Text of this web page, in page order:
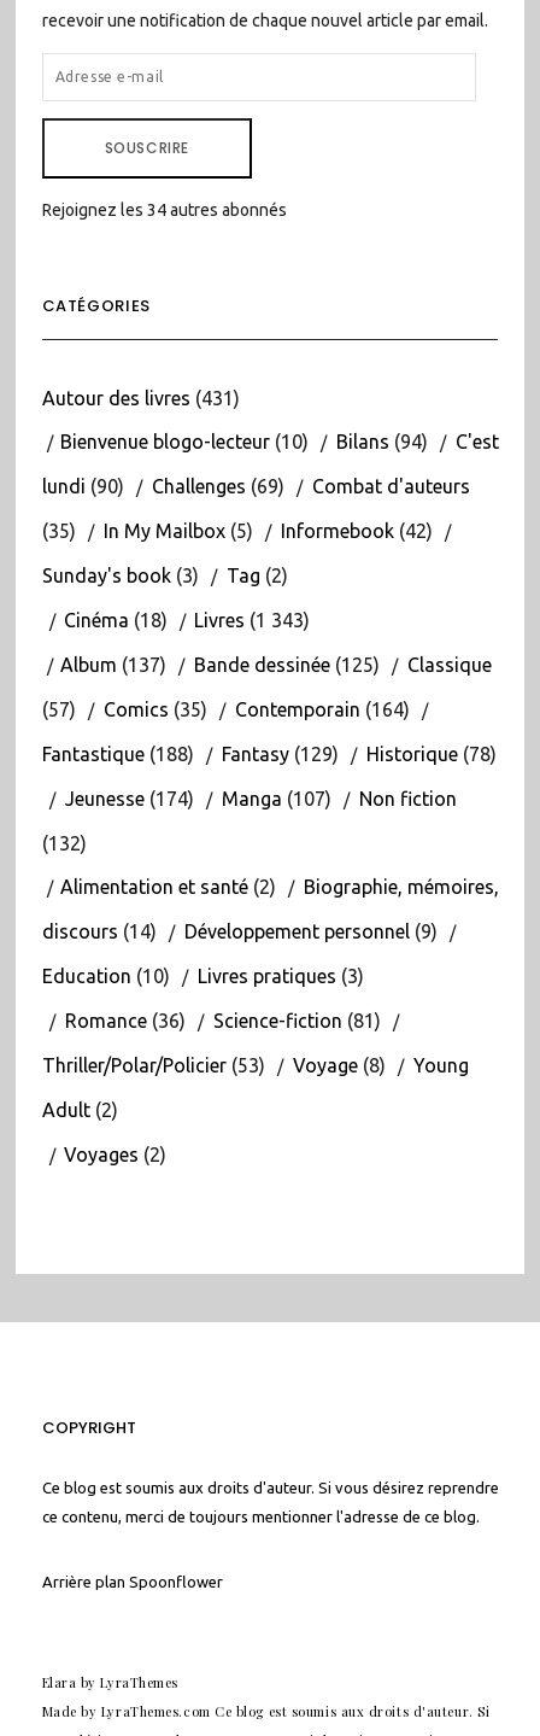
recevoir une notification de chaque nouvel article par email.
ADRESSE
E-
SOUSCRIRE
Rejoignez les 34 autres abonnés
CATÉGORIES
Autour des livres (431)
Bienvenue blogo-lecteur(10) Bilans (94) C'est
lundi (90) Challenges (69) Combat d'auteurs
(35) In My Mailbox(5) Informebook(42)
Sunday's book(3) Tag (2)
Cinéma (18) Livres (1 343)
Album (137) Bande dessinée(125) Classique
(57) Comics (35) Contemporain (164)
Fantastique(188) Fantasy(129) Historique(78)
Jeunesse(174) Manga (107) Non fiction
(132)
Alimentation et santé(2) Biographie, mémoires,
discours (14) Développement personnel(9)
Education (10) Livres pratiques (3)
Romance(36) Science-fiction (81)
Thriller/Polar/Policier(53) Voyage(8) Young
Adult(2)
Voyages (2)
COPYRIGHT
Ce blog est soumis aux droits d'auteur. Si vous désirez reprendre
ce contenu, merci de toujours mentionner l'adresse de ce blog.
Arrière plan Spoonflower
Elara by LyraThemes
Made by LyraThemes.com Ce blog est soumis aux droits d'auteur. Si